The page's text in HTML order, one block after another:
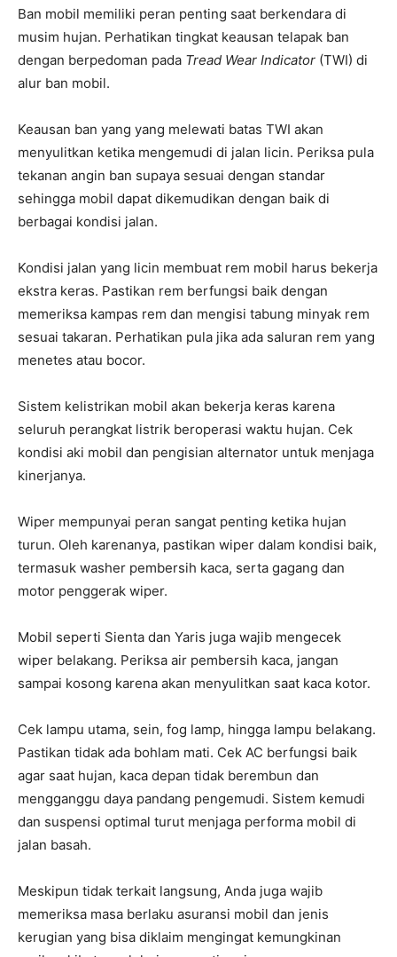
Ban mobil memiliki peran penting saat berkendara di
musim hujan. Perhatikan tingkat keausan telapak ban
dengan berpedoman pada Tread Wear Indicator (TWI) di
alur ban mobil.
Keausan ban yang yang melewati batas TWI akan
menyulitkan ketika mengemudi di jalan licin. Periksa pula
tekanan angin ban supaya sesuai dengan standar
sehingga mobil dapat dikemudikan dengan baik di
berbagai kondisi jalan.
Kondisi jalan yang licin membuat rem mobil harus bekerja
ekstra keras. Pastikan rem berfungsi baik dengan
memeriksa kampas rem dan mengisi tabung minyak rem
sesuai takaran. Perhatikan pula jika ada saluran rem yang
menetes atau bocor.
Sistem kelistrikan mobil akan bekerja keras karena
seluruh perangkat listrik beroperasi waktu hujan. Cek
kondisi aki mobil dan pengisian alternator untuk menjaga
kinerjanya.
Wiper mempunyai peran sangat penting ketika hujan
turun. Oleh karenanya, pastikan wiper dalam kondisi baik,
termasuk washer pembersih kaca, serta gagang dan
motor penggerak wiper.
Mobil seperti Sienta dan Yaris juga wajib mengecek
wiper belakang. Periksa air pembersih kaca, jangan
sampai kosong karena akan menyulitkan saat kaca kotor.
Cek lampu utama, sein, fog lamp, hingga lampu belakang.
Pastikan tidak ada bohlam mati. Cek AC berfungsi baik
agar saat hujan, kaca depan tidak berembun dan
mengganggu daya pandang pengemudi. Sistem kemudi
dan suspensi optimal turut menjaga performa mobil di
jalan basah.
Meskipun tidak terkait langsung, Anda juga wajib
memeriksa masa berlaku asuransi mobil dan jenis
kerugian yang bisa diklaim mengingat kemungkinan